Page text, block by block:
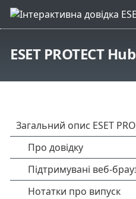
ESET PROTECT Hub